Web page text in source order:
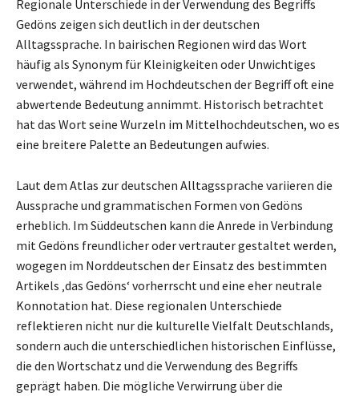
Regionale Unterschiede in der Verwendung des Begriffs
Gedöns zeigen sich deutlich in der deutschen
Alltagssprache. In bairischen Regionen wird das Wort
häufig als Synonym für Kleinigkeiten oder Unwichtiges
verwendet, während im Hochdeutschen der Begriff oft eine
abwertende Bedeutung annimmt. Historisch betrachtet
hat das Wort seine Wurzeln im Mittelhochdeutschen, wo es
eine breitere Palette an Bedeutungen aufwies.
Laut dem Atlas zur deutschen Alltagssprache variieren die
Aussprache und grammatischen Formen von Gedöns
erheblich. Im Süddeutschen kann die Anrede in Verbindung
mit Gedöns freundlicher oder vertrauter gestaltet werden,
wogegen im Norddeutschen der Einsatz des bestimmten
Artikels ‚das Gedöns‘ vorherrscht und eine eher neutrale
Konnotation hat. Diese regionalen Unterschiede
reflektieren nicht nur die kulturelle Vielfalt Deutschlands,
sondern auch die unterschiedlichen historischen Einflüsse,
die den Wortschatz und die Verwendung des Begriffs
geprägt haben. Die mögliche Verwirrung über die